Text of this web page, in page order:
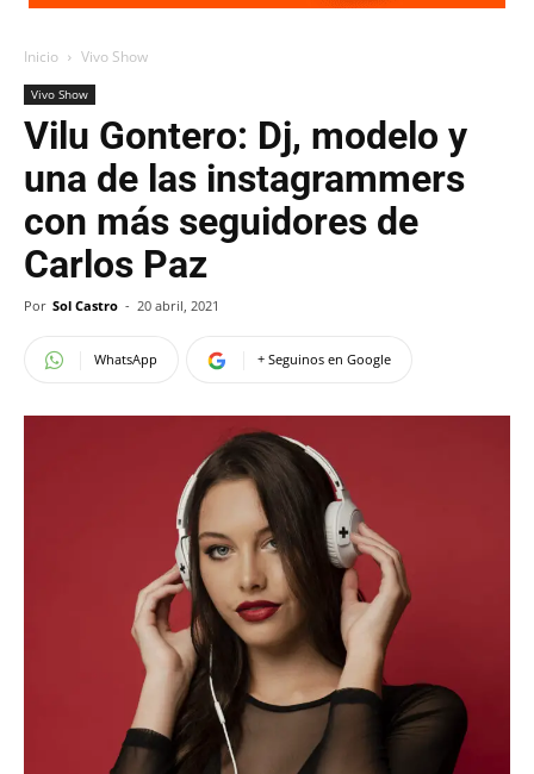
Inicio Vivo Show
Vivo Show
Vilu Gontero: Dj, modelo y
una de las instagrammers
con más seguidores de
Carlos Paz
Por Sol Castro - 20 abril, 2021
WhatsApp + Seguinos en Google